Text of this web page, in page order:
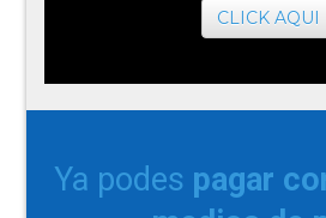
CLICK AQUI
Ya podes pagar